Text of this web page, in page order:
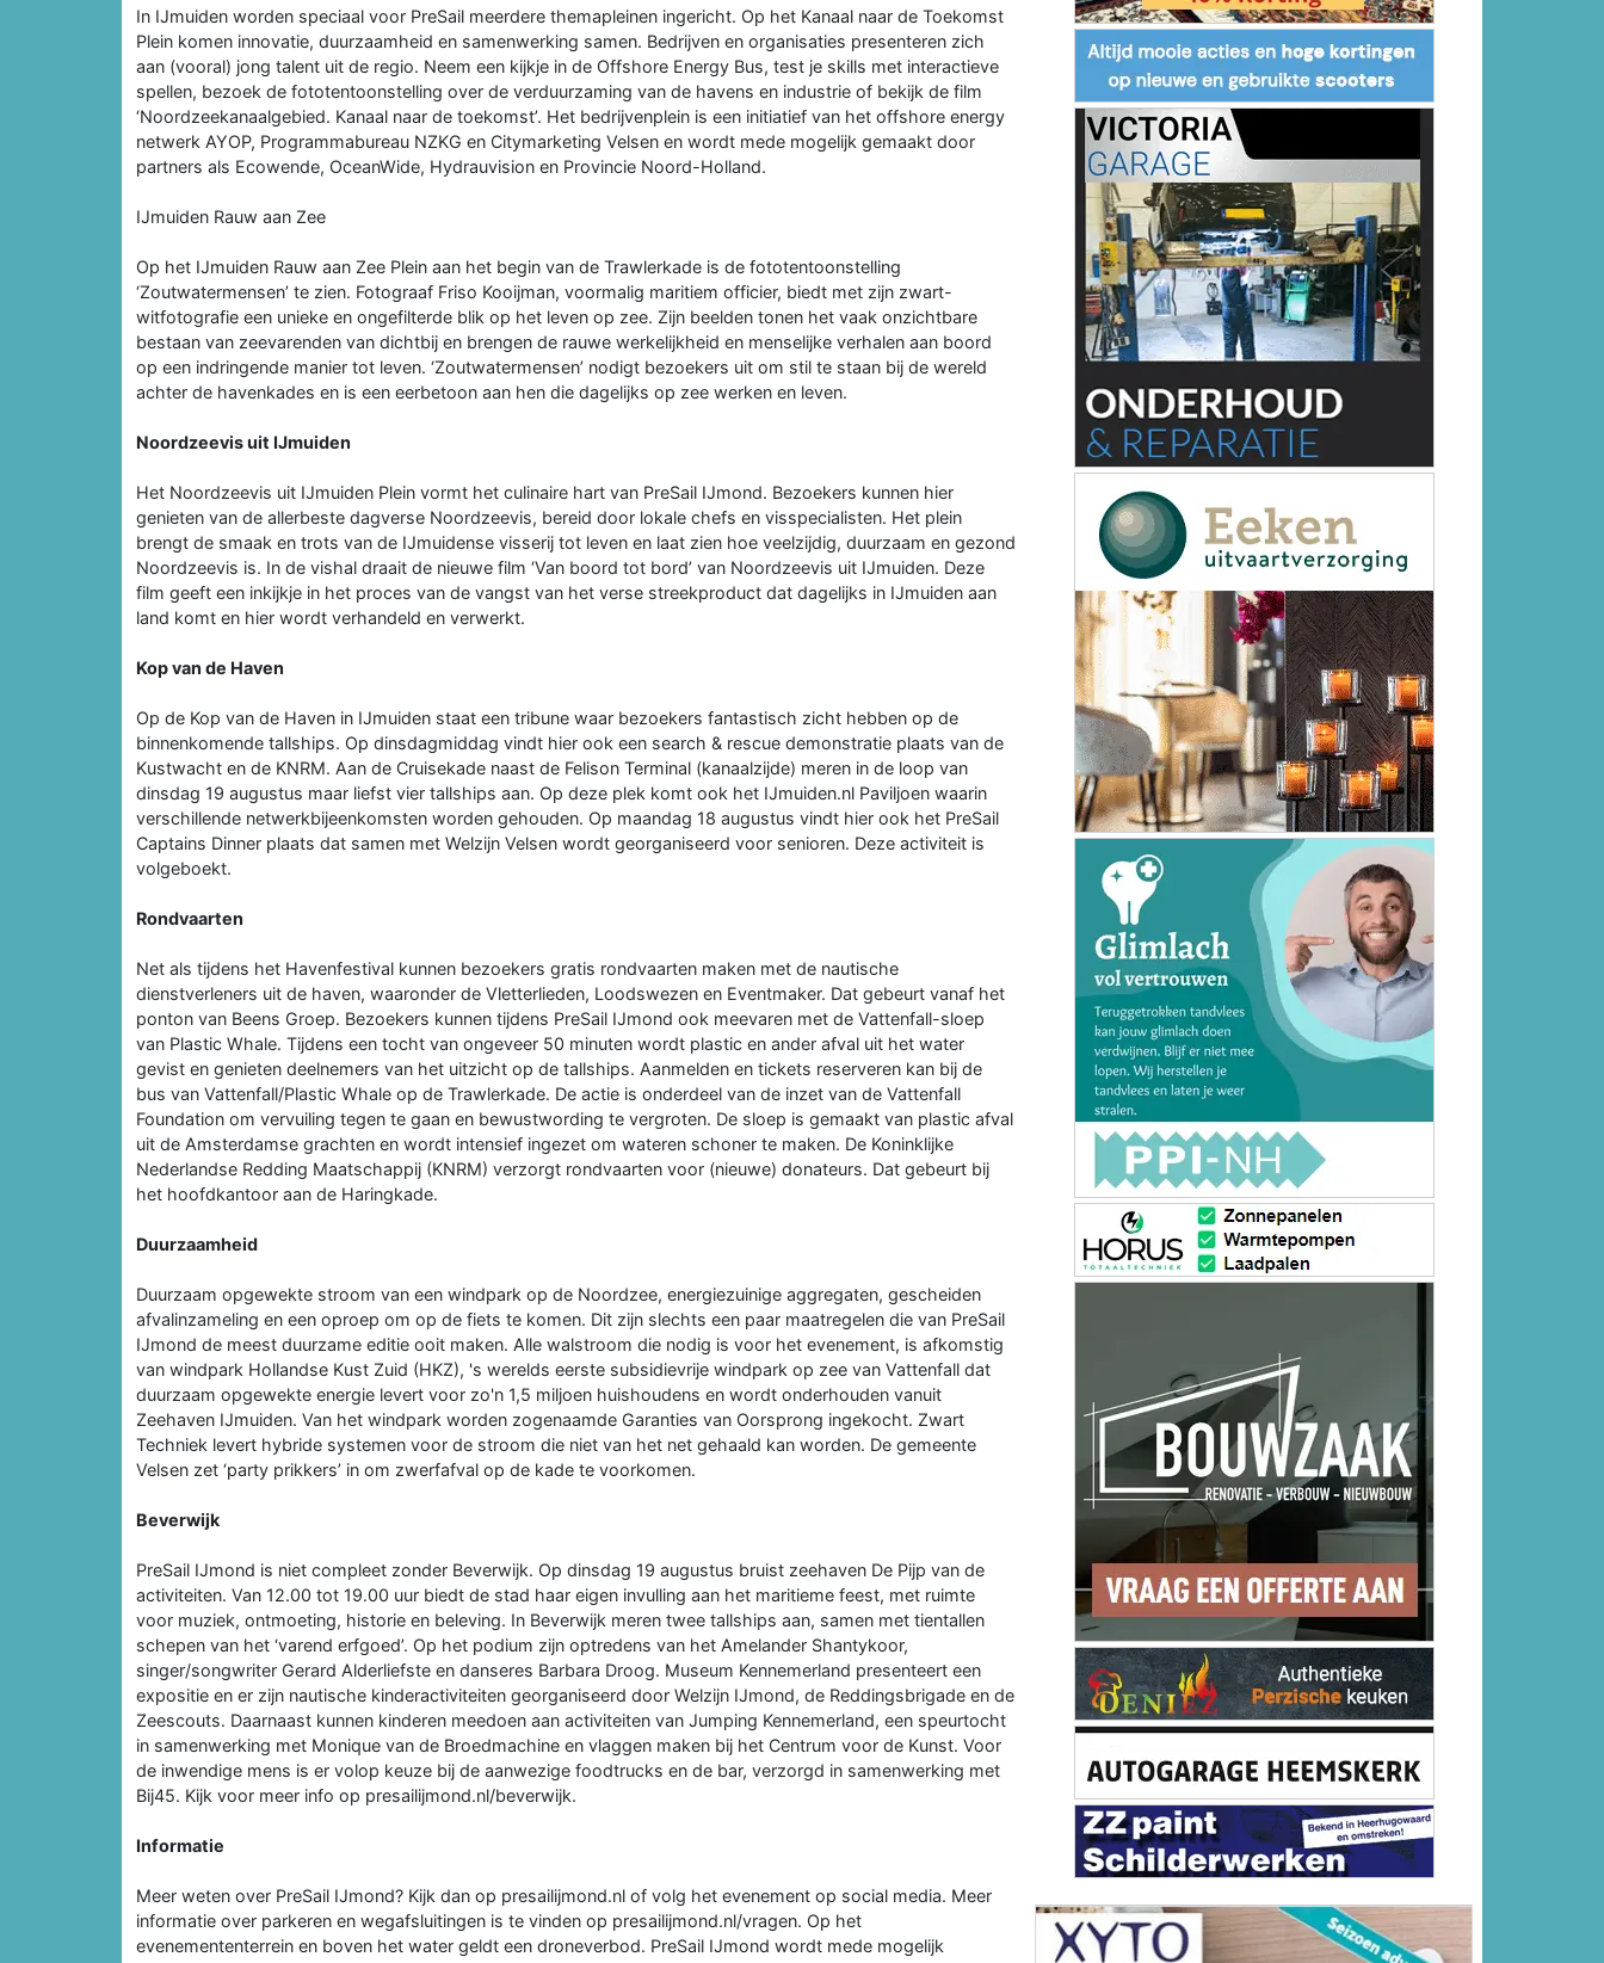
In IJmuiden worden speciaal voor PreSail meerdere themapleinen ingericht. Op het Kanaal naar de Toekomst
Plein komen innovatie, duurzaamheid en samenwerking samen. Bedrijven en organisaties presenteren zich
aan (vooral) jong talent uit de regio. Neem een kijkje in de Offshore Energy Bus, test je skills met interactieve
spellen, bezoek de fototentoonstelling over de verduurzaming van de havens en industrie of bekijk de film
‘Noordzeekanaalgebied. Kanaal naar de toekomst’. Het bedrijvenplein is een initiatief van het offshore energy
netwerk AYOP, Programmabureau NZKG en Citymarketing Velsen en wordt mede mogelijk gemaakt door
partners als Ecowende, OceanWide, Hydrauvision en Provincie Noord-Holland.
IJmuiden Rauw aan Zee
Op het IJmuiden Rauw aan Zee Plein aan het begin van de Trawlerkade is de fototentoonstelling
‘Zoutwatermensen’ te zien. Fotograaf Friso Kooijman, voormalig maritiem officier, biedt met zijn zwart-
witfotografie een unieke en ongefilterde blik op het leven op zee. Zijn beelden tonen het vaak onzichtbare
bestaan van zeevarenden van dichtbij en brengen de rauwe werkelijkheid en menselijke verhalen aan boord
op een indringende manier tot leven. ‘Zoutwatermensen’ nodigt bezoekers uit om stil te staan bij de wereld
achter de havenkades en is een eerbetoon aan hen die dagelijks op zee werken en leven.
Noordzeevis uit IJmuiden
Het Noordzeevis uit IJmuiden Plein vormt het culinaire hart van PreSail IJmond. Bezoekers kunnen hier
genieten van de allerbeste dagverse Noordzeevis, bereid door lokale chefs en visspecialisten. Het plein
brengt de smaak en trots van de IJmuidense visserij tot leven en laat zien hoe veelzijdig, duurzaam en gezond
Noordzeevis is. In de vishal draait de nieuwe film ‘Van boord tot bord’ van Noordzeevis uit IJmuiden. Deze
film geeft een inkijkje in het proces van de vangst van het verse streekproduct dat dagelijks in IJmuiden aan
land komt en hier wordt verhandeld en verwerkt.
Kop van de Haven
Op de Kop van de Haven in IJmuiden staat een tribune waar bezoekers fantastisch zicht hebben op de
binnenkomende tallships. Op dinsdagmiddag vindt hier ook een search & rescue demonstratie plaats van de
Kustwacht en de KNRM. Aan de Cruisekade naast de Felison Terminal (kanaalzijde) meren in de loop van
dinsdag 19 augustus maar liefst vier tallships aan. Op deze plek komt ook het IJmuiden.nl Paviljoen waarin
verschillende netwerkbijeenkomsten worden gehouden. Op maandag 18 augustus vindt hier ook het PreSail
Captains Dinner plaats dat samen met Welzijn Velsen wordt georganiseerd voor senioren. Deze activiteit is
volgeboekt.
Rondvaarten
Net als tijdens het Havenfestival kunnen bezoekers gratis rondvaarten maken met de nautische
dienstverleners uit de haven, waaronder de Vletterlieden, Loodswezen en Eventmaker. Dat gebeurt vanaf het
ponton van Beens Groep. Bezoekers kunnen tijdens PreSail IJmond ook meevaren met de Vattenfall-sloep
van Plastic Whale. Tijdens een tocht van ongeveer 50 minuten wordt plastic en ander afval uit het water
gevist en genieten deelnemers van het uitzicht op de tallships. Aanmelden en tickets reserveren kan bij de
bus van Vattenfall/Plastic Whale op de Trawlerkade. De actie is onderdeel van de inzet van de Vattenfall
Foundation om vervuiling tegen te gaan en bewustwording te vergroten. De sloep is gemaakt van plastic afval
uit de Amsterdamse grachten en wordt intensief ingezet om wateren schoner te maken. De Koninklijke
Nederlandse Redding Maatschappij (KNRM) verzorgt rondvaarten voor (nieuwe) donateurs. Dat gebeurt bij
het hoofdkantoor aan de Haringkade.
Duurzaamheid
Duurzaam opgewekte stroom van een windpark op de Noordzee, energiezuinige aggregaten, gescheiden
afvalinzameling en een oproep om op de fiets te komen. Dit zijn slechts een paar maatregelen die van PreSail
IJmond de meest duurzame editie ooit maken. Alle walstroom die nodig is voor het evenement, is afkomstig
van windpark Hollandse Kust Zuid (HKZ), 's werelds eerste subsidievrije windpark op zee van Vattenfall dat
duurzaam opgewekte energie levert voor zo'n 1,5 miljoen huishoudens en wordt onderhouden vanuit
Zeehaven IJmuiden. Van het windpark worden zogenaamde Garanties van Oorsprong ingekocht. Zwart
Techniek levert hybride systemen voor de stroom die niet van het net gehaald kan worden. De gemeente
Velsen zet ‘party prikkers’ in om zwerfafval op de kade te voorkomen.
Beverwijk
PreSail IJmond is niet compleet zonder Beverwijk. Op dinsdag 19 augustus bruist zeehaven De Pijp van de
activiteiten. Van 12.00 tot 19.00 uur biedt de stad haar eigen invulling aan het maritieme feest, met ruimte
voor muziek, ontmoeting, historie en beleving. In Beverwijk meren twee tallships aan, samen met tientallen
schepen van het ‘varend erfgoed’. Op het podium zijn optredens van het Amelander Shantykoor,
singer/songwriter Gerard Alderliefste en danseres Barbara Droog. Museum Kennemerland presenteert een
expositie en er zijn nautische kinderactiviteiten georganiseerd door Welzijn IJmond, de Reddingsbrigade en de
Zeescouts. Daarnaast kunnen kinderen meedoen aan activiteiten van Jumping Kennemerland, een speurtocht
in samenwerking met Monique van de Broedmachine en vlaggen maken bij het Centrum voor de Kunst. Voor
de inwendige mens is er volop keuze bij de aanwezige foodtrucks en de bar, verzorgd in samenwerking met
Bij45. Kijk voor meer info op presailijmond.nl/beverwijk.
Informatie
Meer weten over PreSail IJmond? Kijk dan op presailijmond.nl of volg het evenement op social media. Meer
informatie over parkeren en wegafsluitingen is te vinden op presailijmond.nl/vragen. Op het
evenemententerrein en boven het water geldt een droneverbod. PreSail IJmond wordt mede mogelijk